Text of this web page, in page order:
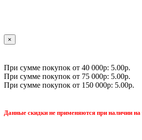
×
При сумме покупок от 40 000р: 5.00р.
При сумме покупок от 75 000р: 5.00р.
При сумме покупок от 150 000р: 5.00р.
Данные скидки не применяются при наличии